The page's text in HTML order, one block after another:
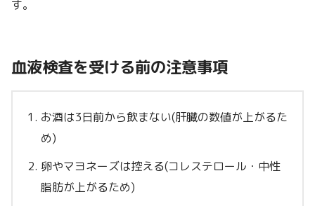
す。
血液検査を受ける前の注意事項
お酒は3日前から飲まない(肝臓の数値が上がるた
め)
卵やマヨネーズは控える(コレステロール・中性
脂肪が上がるため)